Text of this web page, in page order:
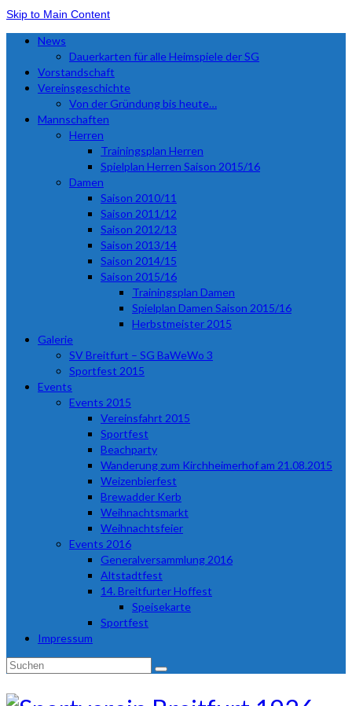
Skip to Main Content
News
Dauerkarten für alle Heimspiele der SG
Vorstandschaft
Vereinsgeschichte
Von der Gründung bis heute…
Mannschaften
Herren
Trainingsplan Herren
Spielplan Herren Saison 2015/16
Damen
Saison 2010/11
Saison 2011/12
Saison 2012/13
Saison 2013/14
Saison 2014/15
Saison 2015/16
Trainingsplan Damen
Spielplan Damen Saison 2015/16
Herbstmeister 2015
Galerie
SV Breitfurt – SG BaWeWo 3
Sportfest 2015
Events
Events 2015
Vereinsfahrt 2015
Sportfest
Beachparty
Wanderung zum Kirchheimerhof am 21.08.2015
Weizenbierfest
Brewadder Kerb
Weihnachtsmarkt
Weihnachtsfeier
Events 2016
Generalversammlung 2016
Altstadtfest
14. Breitfurter Hoffest
Speisekarte
Sportfest
Impressum
Suchen